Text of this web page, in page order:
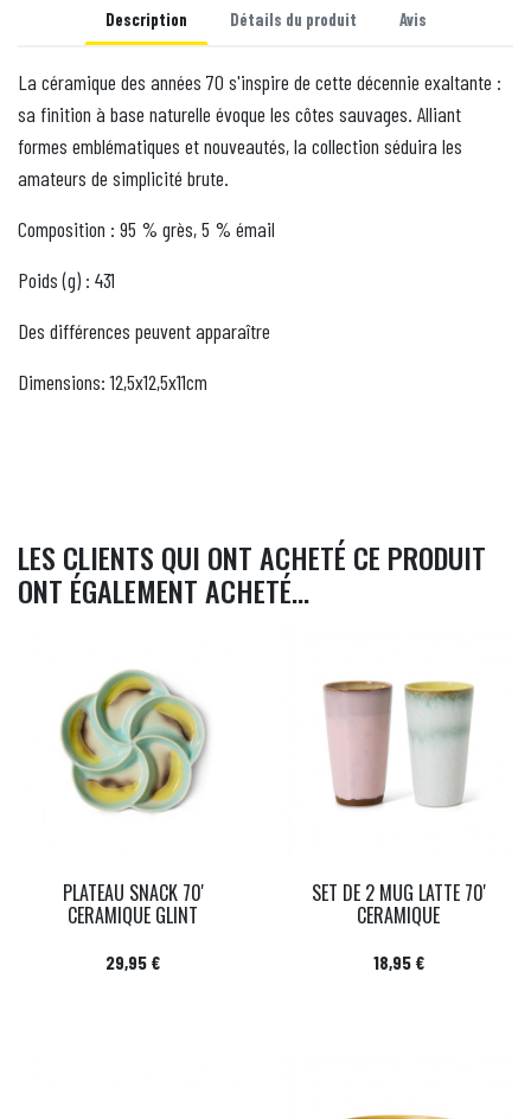
Description Détails du produit Avis
La céramique des années 70 s'inspire de cette décennie exaltante :
sa finition à base naturelle évoque les côtes sauvages. Alliant
formes emblématiques et nouveautés, la collection séduira les
amateurs de simplicité brute.
Composition : 95 % grès, 5 % émail
Poids (g) : 431
Des différences peuvent apparaître
Dimensions: 12,5x12,5x11cm
LES CLIENTS QUI ONT ACHETÉ CE PRODUIT
ONT ÉGALEMENT ACHETÉ...
PLATEAU SNACK 70'
CERAMIQUE GLINT
Prix
29,95 €
SET DE 2 MUG LATTE 70'
CERAMIQUE
Prix
18,95 €